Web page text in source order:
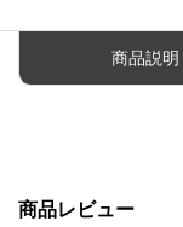
商品説明
商品レビュー